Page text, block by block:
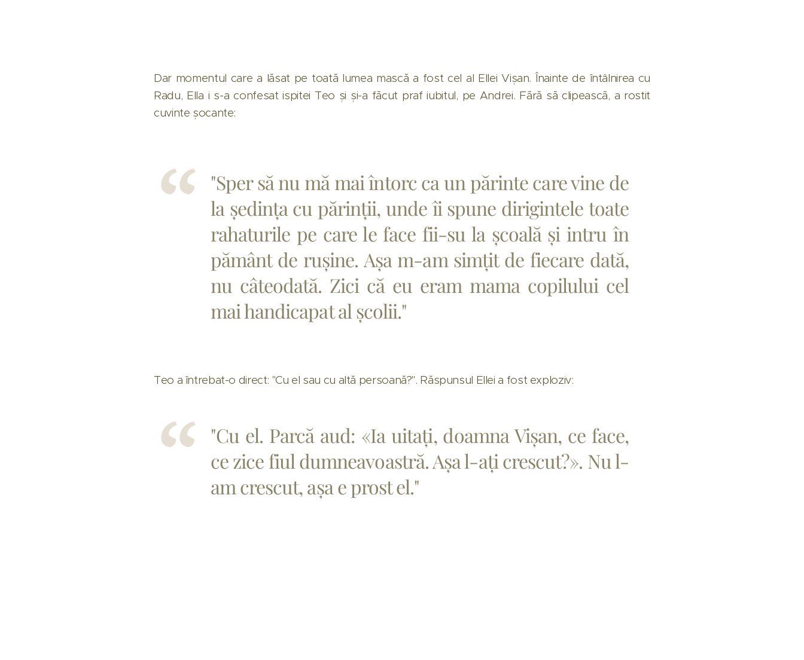
Dar momentul care a lăsat pe toată lumea mască a fost cel al Ellei Vișan. Înainte de întâlnirea cu
Radu, Ella i s-a confesat ispitei Teo și și-a făcut praf iubitul, pe Andrei. Fără să clipească, a rostit
cuvinte șocante:
"Sper să nu mă mai întorc ca un părinte care vine de
la ședința cu părinții, unde îi spune dirigintele toate
rahaturile pe care le face fii-su la școală și intru în
pământ de rușine. Așa m-am simțit de fiecare dată,
nu câteodată. Zici că eu eram mama copilului cel
mai handicapat al școlii."
Teo a întrebat-o direct: "Cu el sau cu altă persoană?". Răspunsul Ellei a fost exploziv:
"Cu el. Parcă aud: «Ia uitați, doamna Vișan, ce face,
ce zice fiul dumneavoastră. Așa l-ați crescut?». Nu l-
am crescut, așa e prost el."